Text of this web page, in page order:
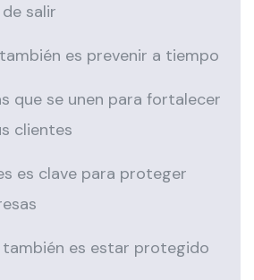
salir
es prevenir a tiempo
que se unen para fortalecer
clientes
es clave para proteger
es estar protegido